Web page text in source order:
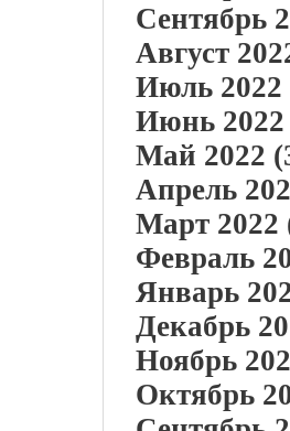
Сентябрь
Август
Июль 2022
Июнь 2022
Май 2022
Апрель
Март 2022
Февраль
Январь
Декабрь
Ноябрь
Октябрь